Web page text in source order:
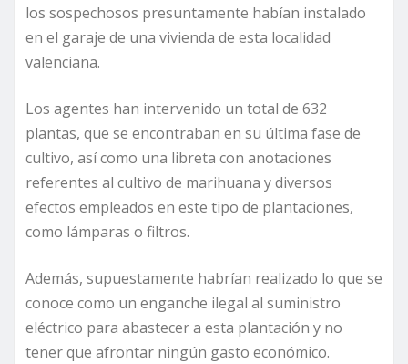
los sospechosos presuntamente habían instalado
en el garaje de una vivienda de esta localidad
valenciana.
Los agentes han intervenido un total de 632
plantas, que se encontraban en su última fase de
cultivo, así como una libreta con anotaciones
referentes al cultivo de marihuana y diversos
efectos empleados en este tipo de plantaciones,
como lámparas o filtros.
Además, supuestamente habrían realizado lo que se
conoce como un enganche ilegal al suministro
eléctrico para abastecer a esta plantación y no
tener que afrontar ningún gasto económico.